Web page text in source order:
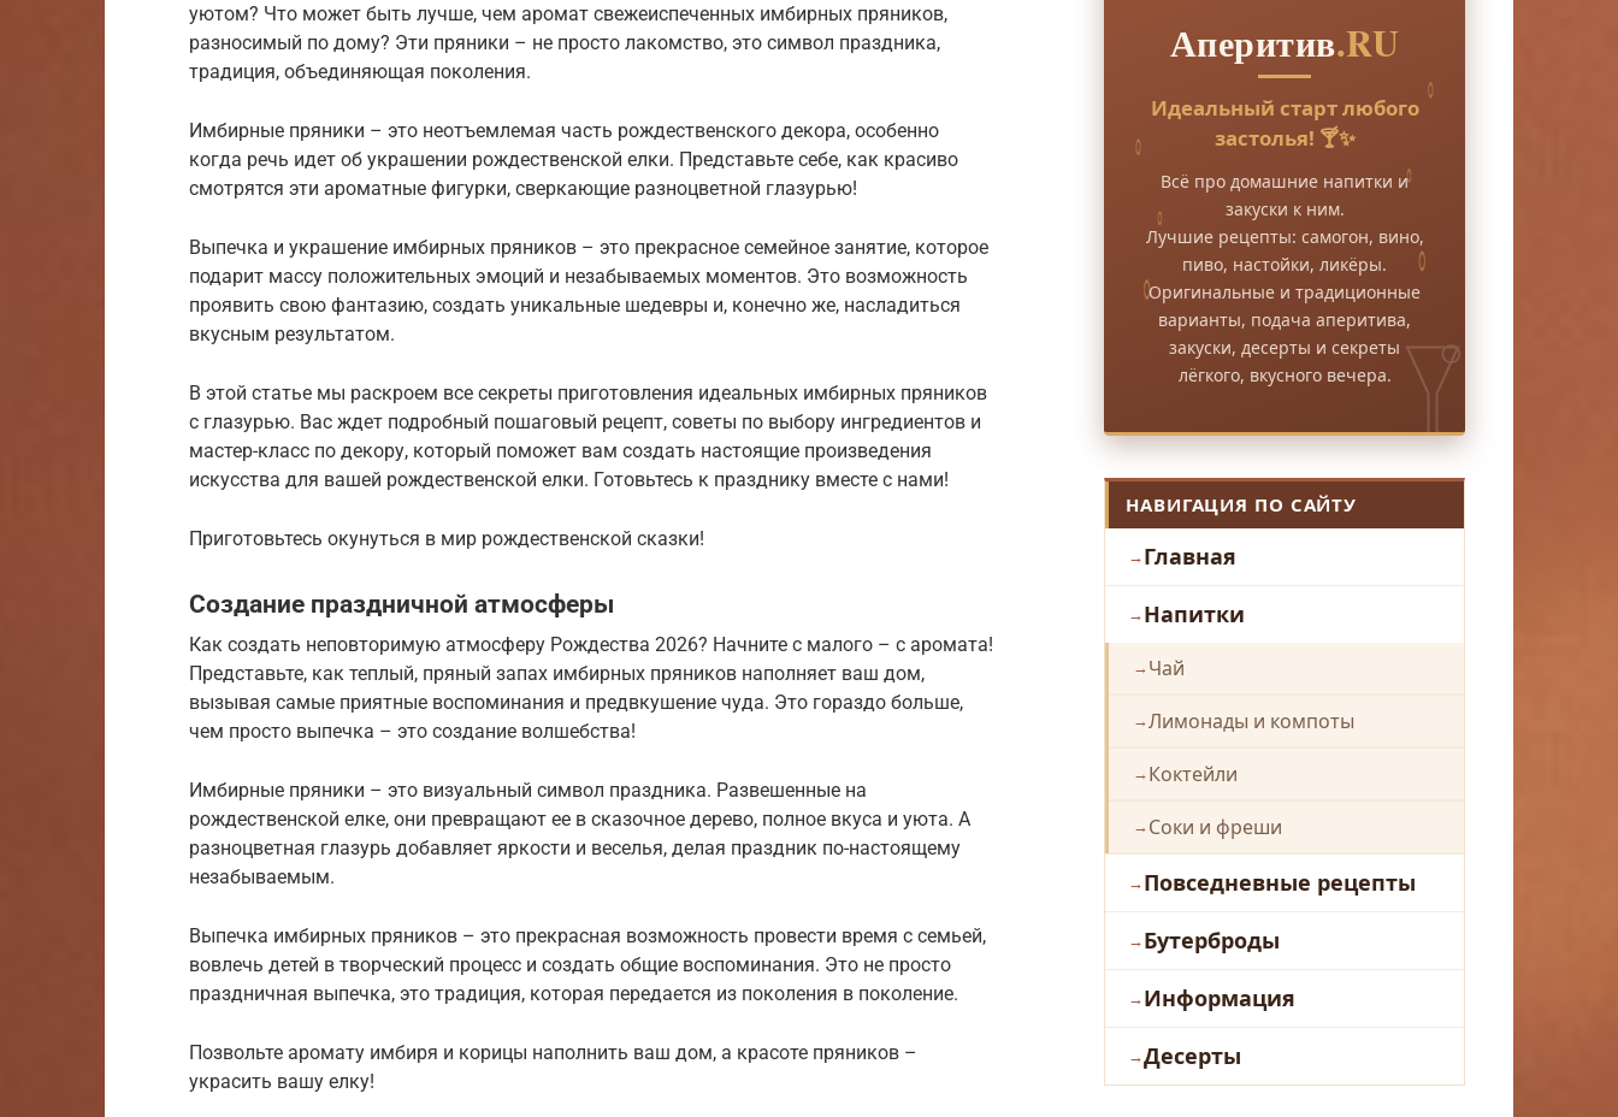
уютом? Что может быть лучше, чем аромат свежеиспеченных имбирных пряников,
разносимый по дому? Эти пряники – не просто лакомство, это символ праздника,
традиция, объединяющая поколения.
Имбирные пряники – это неотъемлемая часть рождественского декора, особенно
когда речь идет об украшении рождественской елки. Представьте себе, как красиво
смотрятся эти ароматные фигурки, сверкающие разноцветной глазурью!
Выпечка и украшение имбирных пряников – это прекрасное семейное занятие, которое
подарит массу положительных эмоций и незабываемых моментов. Это возможность
проявить свою фантазию, создать уникальные шедевры и, конечно же, насладиться
вкусным результатом.
В этой статье мы раскроем все секреты приготовления идеальных имбирных пряников
с глазурью. Вас ждет подробный пошаговый рецепт, советы по выбору ингредиентов и
мастер-класс по декору, который поможет вам создать настоящие произведения
искусства для вашей рождественской елки. Готовьтесь к празднику вместе с нами!
Приготовьтесь окунуться в мир рождественской сказки!
Создание праздничной атмосферы
Как создать неповторимую атмосферу Рождества 2026? Начните с малого – с аромата!
Представьте, как теплый, пряный запах имбирных пряников наполняет ваш дом,
вызывая самые приятные воспоминания и предвкушение чуда. Это гораздо больше,
чем просто выпечка – это создание волшебства!
Имбирные пряники – это визуальный символ праздника. Развешенные на
рождественской елке, они превращают ее в сказочное дерево, полное вкуса и уюта. А
разноцветная глазурь добавляет яркости и веселья, делая праздник по-настоящему
незабываемым.
Выпечка имбирных пряников – это прекрасная возможность провести время с семьей,
вовлечь детей в творческий процесс и создать общие воспоминания. Это не просто
праздничная выпечка, это традиция, которая передается из поколения в поколение.
Позвольте аромату имбиря и корицы наполнить ваш дом, а красоте пряников –
украсить вашу елку!
Аперитив.RU
Идеальный старт любого
застолья! 🍸✨
Всё про домашние напитки и
закуски к ним.
Лучшие рецепты: самогон, вино,
пиво, настойки, ликёры.
Оригинальные и традиционные
варианты, подача аперитива,
закуски, десерты и секреты
лёгкого, вкусного вечера.
НАВИГАЦИЯ ПО САЙТУ
Главная
Напитки
Чай
Лимонады и компоты
Коктейли
Соки и фреши
Повседневные рецепты
Бутерброды
Информация
Десерты